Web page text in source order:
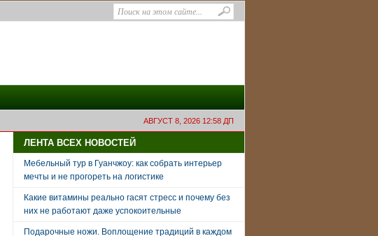
АВГУСТ 8, 2026 12:58 ДП
ЛЕНТА ВСЕХ НОВОСТЕЙ
Мебельный тур в Гуанчжоу: как собрать интерьер
мечты и не прогореть на логистике
Какие витамины реально гасят стресс и почему без
них не работают даже успокоительные
Подарочные ножи. Воплощение традиций в каждом